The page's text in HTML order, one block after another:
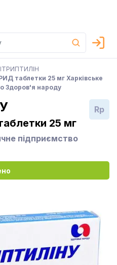
таблетки 25 мг Харківське
Здоров'я народу
25 мг
підприємство
Rp